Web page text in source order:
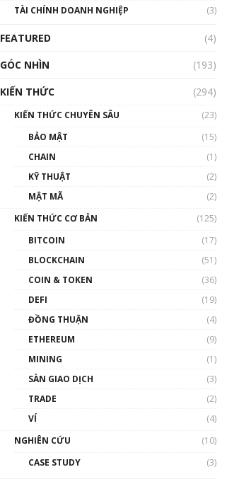
Nhìn lại năm 2022: Những
nhân vật ảnh hưởng nhất
hệ sinh thái tiền mã hoá |
Blockchain
Nhân sự tương lại ngành
Blockchain Việt Nam | Phổ
cập Blockchain
Blockchain đang được ứng
TÀI CHÍNH DOANH NGHIỆP
(3)
FEATURED
(4)
GÓC NHÌN
(193)
KIẾN THỨC
(294)
KIẾN THỨC CHUYÊN SÂU
(23)
BẢO MẬT
(15)
CHAIN
(1)
KỸ THUẬT
(2)
MẬT MÃ
(2)
KIẾN THỨC CƠ BẢN
(125)
BITCOIN
(17)
BLOCKCHAIN
(51)
COIN & TOKEN
(36)
DEFI
(19)
ĐỒNG THUẬN
(4)
ETHEREUM
(9)
MINING
(1)
SÀN GIAO DỊCH
(3)
TRADE
(2)
VÍ
(4)
NGHIÊN CỨU
(10)
CASE STUDY
(3)